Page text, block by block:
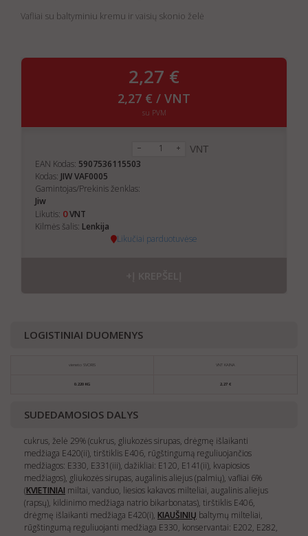
Vafliai su baltyminiu kremu ir vaisių skonio želė
2,27 €
2,27 € / VNT
su PVM
VNT
EAN Kodas: 5907536115503
Kodas: JIW VAF0005
Gamintojas/Prekinis ženklas:
Jiw
Likutis: 0VNT
Kilmės šalis: Lenkija
Likučiai parduotuvėse
LOGISTINIAI DUOMENYS
vieneto SVORIS VNT KAINA
0.220 KG 2,27 €
SUDEDAMOSIOS DALYS
cukrus, želė 29% (cukrus, gliukozės sirupas, drėgmę išlaikanti
medžiaga E420(ii), tirštiklis E406, rūgštingumą reguliuojančios
medžiagos: E330, E331(iii), dažikliai: E120, E141(ii), kvapiosios
medžiagos), gliukozės sirupas, augalinis aliejus (palmių), vafliai 6%
(KVIETINIAI miltai, vanduo, liesios kakavos milteliai, augalinis aliejus
(rapsų), kildinimo medžiaga natrio bikarbonatas), tirštiklis E406,
drėgmę išlaikanti medžiaga E420(i), KIAUŠINIŲ baltymų milteliai,
rūgštingumą reguliuojanti medžiaga E330, konservantai: E202, E282,